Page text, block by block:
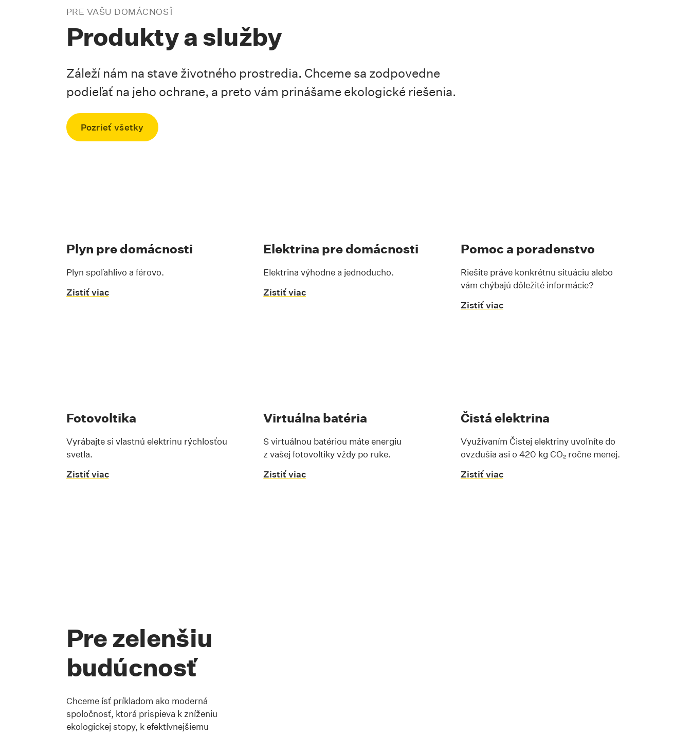
PRE VAŠU DOMÁCNOSŤ
Produkty a služby
Záleží nám na stave životného prostredia. Chceme sa zodpovedne
podieľať na jeho ochrane, a preto vám prinášame ekologické riešenia.
Pozrieť všetky
Plyn pre domácnosti
Plyn spoľahlivo a férovo.
Zistiť viac
Elektrina pre domácnosti
Elektrina výhodne a jednoducho.
Zistiť viac
Pomoc a poradenstvo
Riešite práve konkrétnu situáciu alebo
vám chýbajú dôležité informácie?
Zistiť viac
Fotovoltika
Vyrábajte si vlastnú elektrinu rýchlosťou
svetla.
Zistiť viac
Virtuálna batéria
S virtuálnou batériou máte energiu
z vašej fotovoltiky vždy po ruke.
Zistiť viac
Čistá elektrina
Využívaním Čistej elektriny uvoľníte do
ovzdušia asi o 420 kg CO₂ ročne menej.
Zistiť viac
Pre zelenšiu
budúcnosť
Chceme ísť príkladom ako moderná
spoločnosť, ktorá prispieva k zníženiu
ekologickej stopy, k efektívnejšiemu